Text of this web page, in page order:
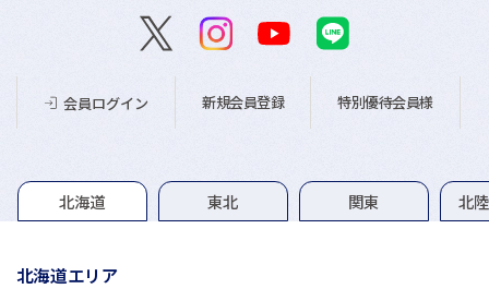
会員ログイン 新規会員登録 特別優待会員様
グループホテル一覧
北海道 東北 関東 北
北海道エリア